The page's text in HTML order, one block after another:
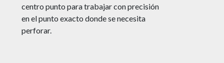
centro punto para trabajar con precisión
en el punto exacto donde se necesita
perforar.